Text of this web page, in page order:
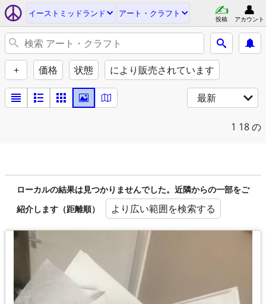
イーストミッドランド アート・クラフト
投稿 アカウント
+ 価格 状態 により販売されています
最新
1 18 の
ローカルの結果は見つかりませんでした。近隣からの一部をご
紹介します（距離順）
より広い範囲を検索する